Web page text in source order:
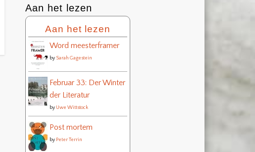
Aan het lezen
Aan het lezen
Word meesterframer
by Sarah Gagestein
Februar 33: Der Winter
der Literatur
by Uwe Wittstock
Post mortem
by Peter Terrin